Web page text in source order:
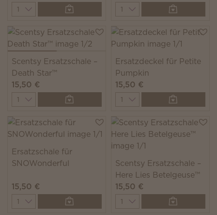
Quantity
Quantity
Scentsy Ersatzschale –
Death Star™
15,50 €
Quantity
Ersatzdeckel für Petite
Pumpkin
15,50 €
Quantity
Ersatzschale für
SNOWonderful
15,50 €
Quantity
Scentsy Ersatzschale –
Here Lies Betelgeuse™
15,50 €
Quantity